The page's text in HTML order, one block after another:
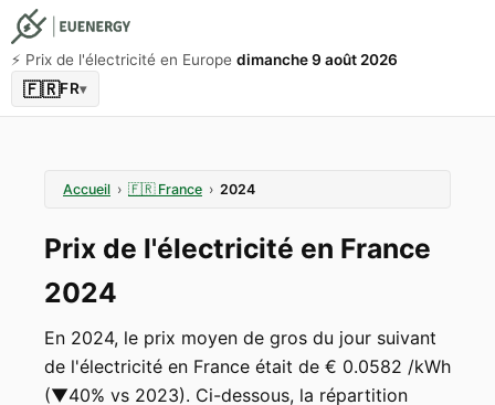
⚡️ Prix de l'électricité en Europe dimanche 9 août 2026
🇫🇷FR▾
Accueil › 🇫🇷 France › 2024
Prix de l'électricité en France
2024
En 2024, le prix moyen de gros du jour suivant
de l'électricité en France était de € 0.0582 /kWh
(▼40% vs 2023). Ci-dessous, la répartition